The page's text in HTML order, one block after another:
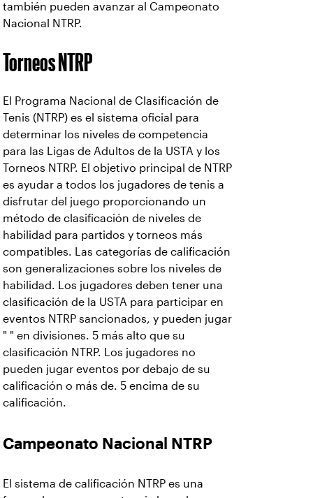
también pueden avanzar al Campeonato
Nacional NTRP.
Torneos NTRP
El Programa Nacional de Clasificación de
Tenis (NTRP) es el sistema oficial para
determinar los niveles de competencia
para las Ligas de Adultos de la USTA y los
Torneos NTRP. El objetivo principal de NTRP
es ayudar a todos los jugadores de tenis a
disfrutar del juego proporcionando un
método de clasificación de niveles de
habilidad para partidos y torneos más
compatibles. Las categorías de calificación
son generalizaciones sobre los niveles de
habilidad. Los jugadores deben tener una
clasificación de la USTA para participar en
eventos NTRP sancionados, y pueden jugar
" " en divisiones. 5 más alto que su
clasificación NTRP. Los jugadores no
pueden jugar eventos por debajo de su
calificación o más de. 5 encima de su
calificación.
Campeonato Nacional NTRP
El sistema de calificación NTRP es una